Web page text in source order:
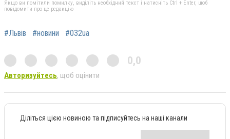
Якщо ви помітили помилку, виділіть необхідний текст і натисніть Ctrl + Enter, щоб
повідомити про це редакцію
#Львів #новини #032ua
0,0
Авторизуйтесь, щоб оцінити
Діліться цією новиною та підписуйтесь на наші канали